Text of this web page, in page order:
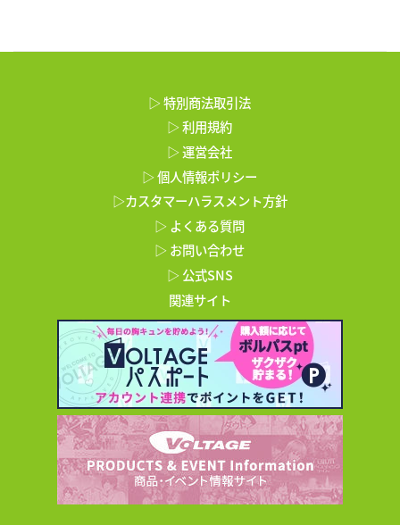
▷ 特別商法取引法
▷ 利用規約
▷ 運営会社
▷ 個人情報ポリシー
▷カスタマーハラスメント方針
▷ よくある質問
▷ お問い合わせ
▷ 公式SNS
関連サイト